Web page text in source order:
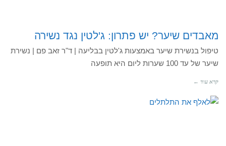
מאבדים שיער? יש פתרון: ג'לטין נגד נשירה
טיפול בנשירת שיער באמצעות ג'לטין בבליעה | ד"ר זאב פם | נשירת
שיער של עד 100 שערות ליום היא תופעה
קרא עוד ←